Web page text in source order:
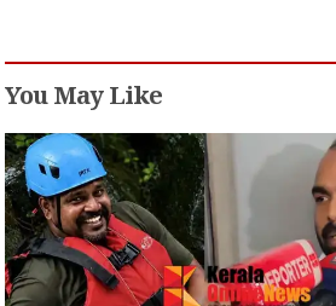
You May Like